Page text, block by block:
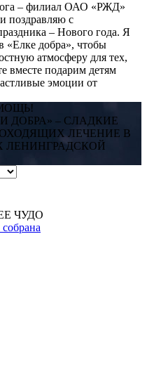
– филиал ОАО «РЖД»
поздравляю с
– Нового года. Я
«Елке добра», чтобы
атмосферу для тех,
вместе подарим детям
эмоции от
ДОБРА» – СЛАДКИЕ
ЛЕЧЕНИЕ В
ЛЕНИНГРАДСКОЙ
ЧУДО